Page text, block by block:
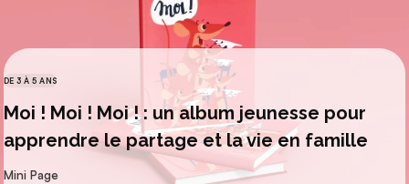
CATÉGORIES
DE 3 À 5 ANS
Moi ! Moi ! Moi ! : un album jeunesse pour
apprendre le partage et la vie en famille
par
Mini Page